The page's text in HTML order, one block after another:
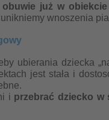
obuwie już w
wnoszenia
ubierania dziecka
jest stała i
i przebrać dziecko w